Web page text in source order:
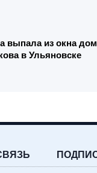
выпала из окна
в Ульяновске